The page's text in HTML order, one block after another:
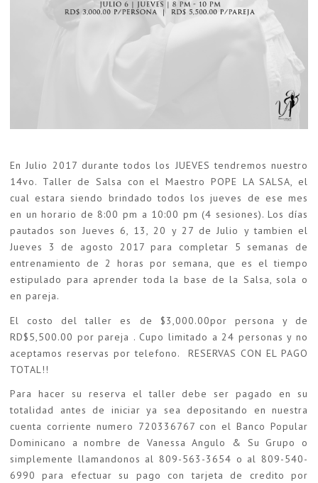
En Julio 2017 durante todos los JUEVES tendremos nuestro
14vo. Taller de Salsa con el Maestro POPE LA SALSA, el
cual estara siendo brindado todos los jueves de ese mes
en un horario de 8:00 pm a 10:00 pm (4 sesiones). Los días
pautados son Jueves 6, 13, 20 y 27 de Julio y tambien el
Jueves 3 de agosto 2017 para completar 5 semanas de
entrenamiento de 2 horas por semana, que es el tiempo
estipulado para aprender toda la base de la Salsa, sola o
en pareja.
El costo del taller es de $3,000.00por persona y de
RD$5,500.00 por pareja . Cupo limitado a 24 personas y no
aceptamos reservas por telefono. RESERVAS CON EL PAGO
TOTAL!!
Para hacer su reserva el taller debe ser pagado en su
totalidad antes de iniciar ya sea depositando en nuestra
cuenta corriente numero 720336767 con el Banco Popular
Dominicano a nombre de Vanessa Angulo & Su Grupo o
simplemente llamandonos al 809-563-3654 o al 809-540-
6990 para efectuar su pago con tarjeta de credito por